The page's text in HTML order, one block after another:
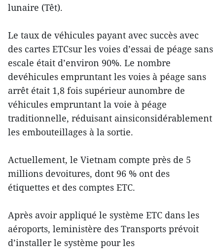
lunaire (Têt).
Le taux de véhicules payant avec succès avec
des cartes ETCsur les voies d’essai de péage sans
escale était d’environ 90%. Le nombre
devéhicules empruntant les voies à péage sans
arrêt était 1,8 fois supérieur aunombre de
véhicules empruntant la voie à péage
traditionnelle, réduisant ainsiconsidérablement
les embouteillages à la sortie.
Actuellement, le Vietnam compte près de 5
millions devoitures, dont 96 % ont des
étiquettes et des comptes ETC.
Après avoir appliqué le système ETC dans les
aéroports, leministère des Transports prévoit
d’installer le système pour les